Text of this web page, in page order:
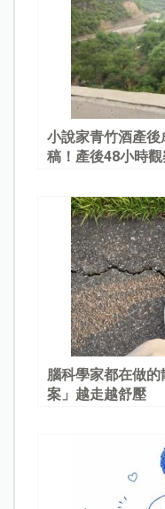
小說家青竹酒產
稿！產後48小時
腦科學家都在做
案」越走越舒壓